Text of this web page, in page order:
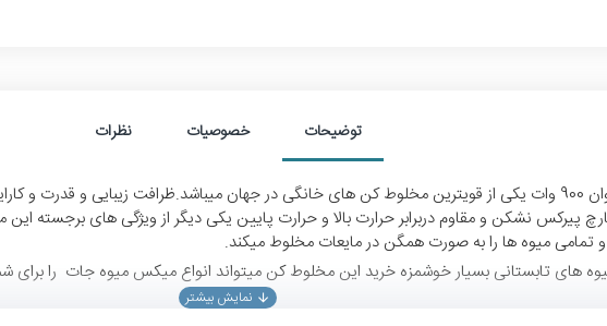
توضیحات خصوصیات نظرات
مخلوط کن سری جدید براون مدل 5050 با توان 900 وات یکی از قویترین مخلوط کن های خانگی در جهان
پیرکس نشکن و مقاوم دربرابر حرارت بالا و حرارت پایین یکی دیگر از ویژگی های برجسته
و تمامی میوه ها را به صورت همگن در مایعات مخلوط میکند.
های تابستانی بسیار خوشمزه خرید این مخلوط کن میتواند انواع میکس میوه جات را برای